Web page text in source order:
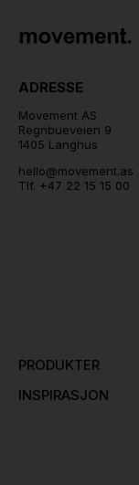
ADRESSE
Movement AS
Regnbueveien 9
1405 Langhus
hello@movement.as
Tlf. +47 22 15 15 00
PRODUKTER
INSPIRASJON